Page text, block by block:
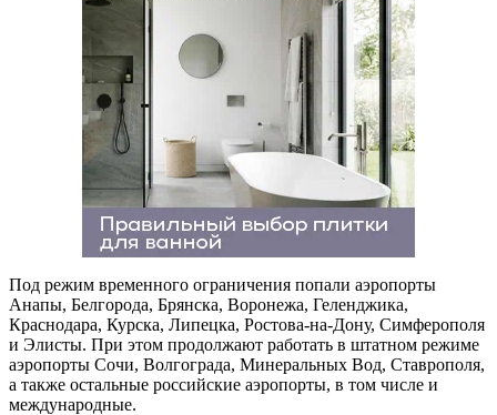
Под режим временного ограничения попали аэропорты
Анапы, Белгорода, Брянска, Воронежа, Геленджика,
Краснодара, Курска, Липецка, Ростова-на-Дону, Симферополя
и Элисты. При этом продолжают работать в штатном режиме
аэропорты Сочи, Волгограда, Минеральных Вод, Ставрополя,
а также остальные российские аэропорты, в том числе и
международные.